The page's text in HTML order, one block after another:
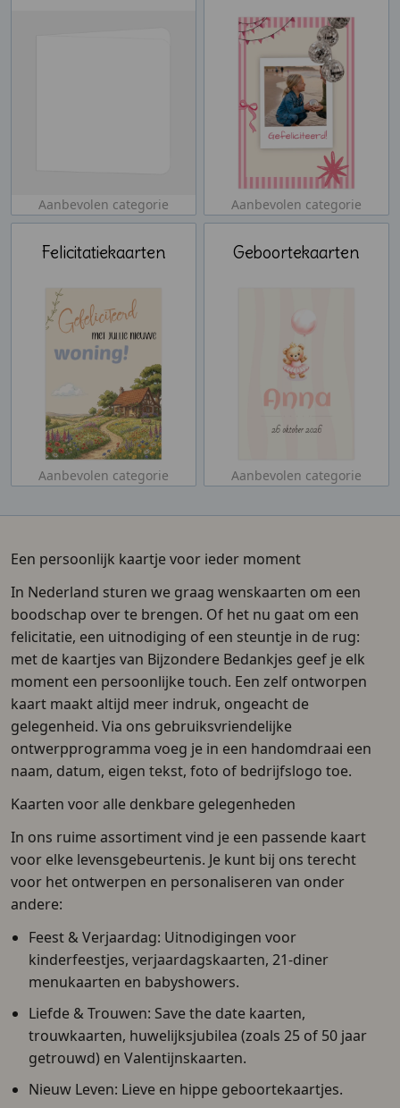
Aanbevolen categorie Aanbevolen categorie
Felicitatiekaarten
Aanbevolen categorie
Geboortekaarten
Aanbevolen categorie
Een persoonlijk kaartje voor ieder moment
In Nederland sturen we graag wenskaarten om een
boodschap over te brengen. Of het nu gaat om een
felicitatie, een uitnodiging of een steuntje in de rug:
met de kaartjes van Bijzondere Bedankjes geef je elk
moment een persoonlijke touch. Een zelf ontworpen
kaart maakt altijd meer indruk, ongeacht de
gelegenheid. Via ons gebruiksvriendelijke
ontwerpprogramma voeg je in een handomdraai een
naam, datum, eigen tekst, foto of bedrijfslogo toe.
Kaarten voor alle denkbare gelegenheden
In ons ruime assortiment vind je een passende kaart
voor elke levensgebeurtenis. Je kunt bij ons terecht
voor het ontwerpen en personaliseren van onder
andere:
Feest & Verjaardag: Uitnodigingen voor
kinderfeestjes, verjaardagskaarten, 21-diner
menukaarten en babyshowers.
Liefde & Trouwen: Save the date kaarten,
trouwkaarten, huwelijksjubilea (zoals 25 of 50 jaar
getrouwd) en Valentijnskaarten.
Nieuw Leven: Lieve en hippe geboortekaartjes.